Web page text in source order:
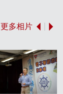
更多相片